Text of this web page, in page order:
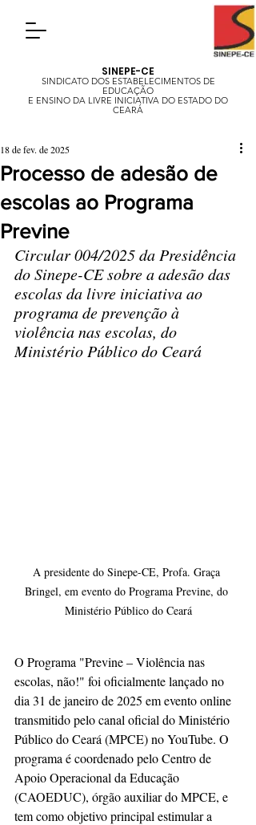
SINEPE-CE
SINDICATO DOS ESTABELECIMENTOS DE
EDUCAÇÃO
E ENSINO DA LIVRE INICIATIVA DO ESTADO DO
CEARÁ
Processo de adesão de
escolas ao Programa
Previne
18 de fev. de 2025
Circular 004/2025 da Presidência
do Sinepe-CE sobre a adesão das
escolas da livre iniciativa ao
programa de prevenção à
violência nas escolas, do
Ministério Público do Ceará
A presidente do Sinepe-CE, Profa. Graça
Bringel, em evento do Programa Previne, do
Ministério Público do Ceará
O Programa "Previne – Violência nas
escolas, não!" foi oficialmente lançado no
dia 31 de janeiro de 2025 em evento online
transmitido pelo canal oficial do Ministério
Público do Ceará (MPCE) no YouTube. O
programa é coordenado pelo Centro de
Apoio Operacional da Educação
(CAOEDUC), órgão auxiliar do MPCE, e
tem como objetivo principal estimular a